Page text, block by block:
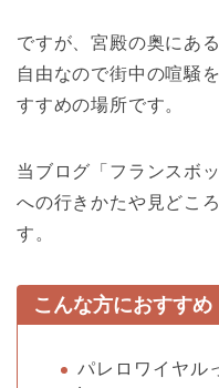
ですが、宮殿の奥にあ
自由なので街中の喧騒
すすめの場所です。
当ブログ「フランスボ
への行きかたや見どこ
す。
こんな方におすすめ
パレロワイヤル